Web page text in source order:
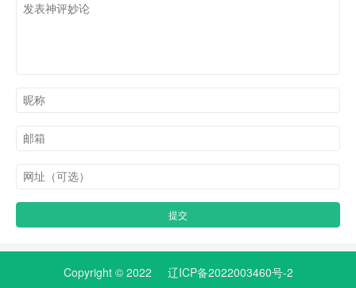
Copyright © 2022 辽ICP备2022003460号-2